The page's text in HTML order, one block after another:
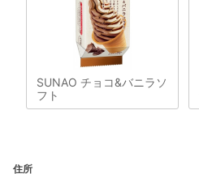
SUNAO チョコ&バニラソ
フト
住所